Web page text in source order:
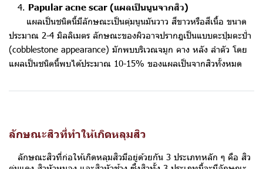
4. Papular acne scar (แผลเป็นนูนจากสิว)
แผลเป็นชนิดนี้มีลักษณะเป็นตุ่มนูนมันวาว สีขาวหรือสีเนื้อ ขนาด
ประมาณ 2-4 มิลลิเมตร ลักษณะของผิวอาจปรากฎเป็นแบบตะปุ่มตะป่ำ
(cobblestone appearance) มักพบบริเวณจมูก คาง หลัง ลำตัว โดย
แผลเป็นชนิดนี้พบได้ประมาณ 10-15% ของแผลเป็นจากสิวทั้งหมด
ลักษณะสิวที่ทำให้เกิดหลุมสิว
ลักษณะสิวที่ก่อให้เกิดหลุมสิวมีอยู่ด้วยกัน 3 ประเภทหลัก ๆ คือ สิว